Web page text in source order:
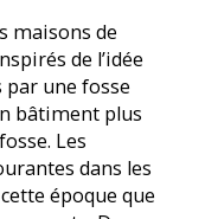
maisons de
de l’idée
une fosse
bâtiment plus
Les
dans les
époque que